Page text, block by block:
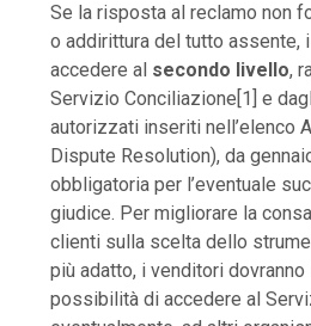
Se la risposta al reclamo non
o addirittura del tutto assente,
accedere al secondo livello,
Servizio Conciliazione[1] e
autorizzati inseriti nell’elenco
Dispute Resolution), da
obbligatoria per l’eventuale
giudice. Per migliorare la
clienti sulla scelta dello
più adatto, i venditori
possibilità di accedere al